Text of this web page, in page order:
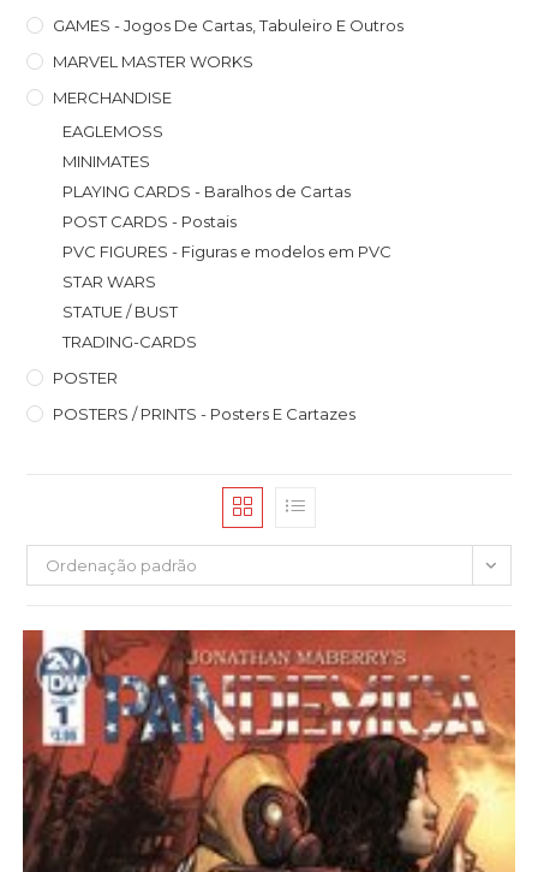
GAMES - Jogos De Cartas, Tabuleiro E Outros
MARVEL MASTER WORKS
MERCHANDISE
EAGLEMOSS
MINIMATES
PLAYING CARDS - Baralhos de Cartas
POST CARDS - Postais
PVC FIGURES - Figuras e modelos em PVC
STAR WARS
STATUE / BUST
TRADING-CARDS
POSTER
POSTERS / PRINTS - Posters E Cartazes
Ordenação padrão